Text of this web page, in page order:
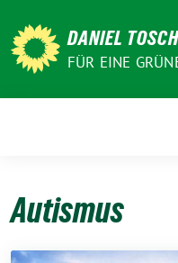
zum
Inhalt
DANIEL
FÜR EINE
Autismus